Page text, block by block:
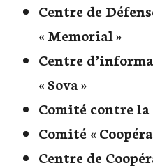
Centre de
« Memorial »
Centre
« Sova »
Comité contre
Comité «
Centre de